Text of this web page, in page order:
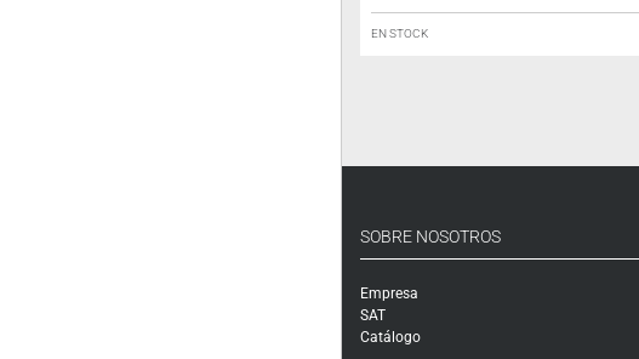
EN STOCK
SOBRE NOSOTROS
Empresa
SAT
Catálogo